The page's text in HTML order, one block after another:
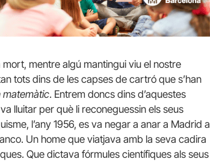
mentre algú mantingui viu el nostre
tots dins de les capses de cartró que s’han
matemàtic. Entrem doncs dins d’aquestes
lluitar per què li reconeguessin els seus
l’any 1956, es va negar a anar a Madrid a
Un home que viatjava amb la seva cadira
Que dictava fórmules científiques als seus